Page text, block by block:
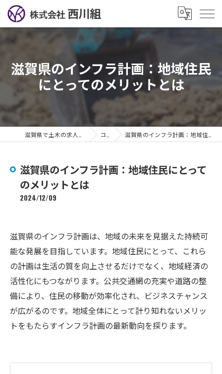
滋賀県のインフラ計画：地域住民
にとってのメリットとは
コラム 滋賀県のインフラ計画：地域住民にとってのメリットとは
滋賀県のインフラ計画：地域住民にとって
のメリットとは
2024/12/09
滋賀県のインフラ計画は、地域の未来を見据えた持続可
能な発展を目指しています。地域住民にとって、これら
の計画は生活の質を向上させるだけでなく、地域経済の
活性化にもつながります。公共交通網の充実や道路の整
備により、住民の移動が効率化され、ビジネスチャンス
が広がるのです。地域全体にとって計り知れないメリッ
トをもたらすインフラ計画の最新動向を探ります。